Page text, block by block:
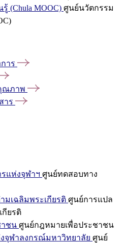
(Chula MOOC) ศูนย์นวัตกรรม
าร
ณภาพ
าร
แห่งจุฬาฯ ศูนย์ทดสอบทาง
มเฉลิมพระเกียรติ ศูนย์การแปล
กียรติ
าชน ศูนย์กฎหมายเพื่อประชาชน
จุฬาลงกรณ์มหาวิทยาลัย ศูนย์